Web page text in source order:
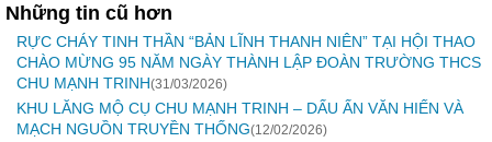
Những tin cũ hơn
RỰC CHÁY TINH THẦN “BẢN LĨNH THANH NIÊN” TẠI HỘI THAO
CHÀO MỪNG 95 NĂM NGÀY THÀNH LẬP ĐOÀN TRƯỜNG THCS
CHU MẠNH TRINH(31/03/2026)
KHU LĂNG MỘ CỤ CHU MẠNH TRINH – DẤU ẤN VĂN HIẾN VÀ
MẠCH NGUỒN TRUYỀN THỐNG(12/02/2026)